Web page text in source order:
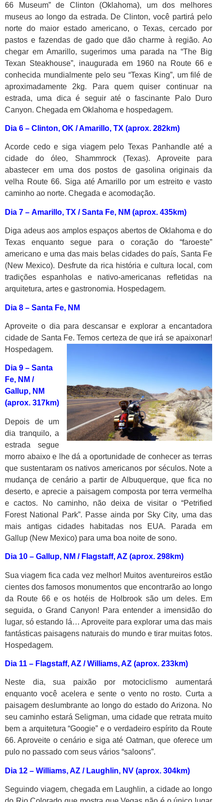
66 Museum” de Clinton (Oklahoma), um dos melhores
museus ao longo da estrada. De Clinton, você partirá pelo
norte do maior estado americano, o Texas, cercado por
pastos e fazendas de gado que dão charme à região. Ao
chegar em Amarillo, sugerimos uma parada na “The Big
Texan Steakhouse”, inaugurada em 1960 na Route 66 e
conhecida mundialmente pelo seu “Texas King”, um filé de
aproximadamente 2kg. Para quem quiser continuar na
estrada, uma dica é seguir até o fascinante Palo Duro
Canyon. Chegada em Oklahoma e hospedagem.
Dia 6 – Clinton, OK / Amarillo, TX (aprox. 282km)
Acorde cedo e siga viagem pelo Texas Panhandle até a
cidade do óleo, Shammrock (Texas). Aproveite para
abastecer em uma dos postos de gasolina originais da
velha Route 66. Siga até Amarillo por um estreito e vasto
caminho ao norte. Chegada e acomodação.
Dia 7 – Amarillo, TX / Santa Fe, NM (aprox. 435km)
Diga adeus aos amplos espaços abertos de Oklahoma e do
Texas enquanto segue para o coração do “faroeste”
americano e uma das mais belas cidades do país, Santa Fe
(New Mexico). Desfrute da rica história e cultura local, com
tradições espanholas e nativo-americanas refletidas na
arquitetura, artes e gastronomia. Hospedagem.
Dia 8 – Santa Fe, NM
Aproveite o dia para descansar e explorar a encantadora
cidade de Santa Fe. Temos certeza de que irá se apaixonar!
Hospedagem.
Dia 9 – Santa
Fe, NM /
Gallup, NM
(aprox. 317km)
Depois de um
dia tranquilo, a
estrada segue
morro abaixo e lhe dá a oportunidade de conhecer as terras
que sustentaram os nativos americanos por séculos. Note a
mudança de cenário a partir de Albuquerque, que fica no
deserto, e aprecie a paisagem composta por terra vermelha
e cactos. No caminho, não deixa de visitar o “Petrified
Forest National Park”. Passe ainda por Sky City, uma das
mais antigas cidades habitadas nos EUA. Parada em
Gallup (New Mexico) para uma boa noite de sono.
Dia 10 – Gallup, NM / Flagstaff, AZ (aprox. 298km)
Sua viagem fica cada vez melhor! Muitos aventureiros estão
cientes dos famosos monumentos que encontrarão ao longo
da Route 66 e os hotéis de Holbrook são um deles. Em
seguida, o Grand Canyon! Para entender a imensidão do
lugar, só estando lá… Aproveite para explorar uma das mais
fantásticas paisagens naturais do mundo e tirar muitas fotos.
Hospedagem.
Dia 11 – Flagstaff, AZ / Williams, AZ (aprox. 233km)
Neste dia, sua paixão por motociclismo aumentará
enquanto você acelera e sente o vento no rosto. Curta a
paisagem deslumbrante ao longo do estado do Arizona. No
seu caminho estará Seligman, uma cidade que retrata muito
bem a arquitetura “Googie” e o verdadeiro espírito da Route
66. Aproveite o cenário e siga até Oatman, que oferece um
pulo no passado com seus vários “saloons”.
Dia 12 – Williams, AZ / Laughlin, NV (aprox. 304km)
Seguindo viagem, chegada em Laughlin, a cidade ao longo